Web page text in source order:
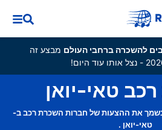
מבצע זה
טאי-יואן
בשמך את ההצעות של חברות השכרת רכב ב-
טאי-יואן .